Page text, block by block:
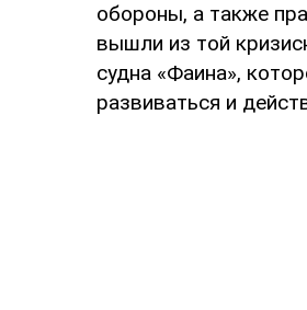
обороны, а также
вышли из той
судна «Фаина»,
развиваться и